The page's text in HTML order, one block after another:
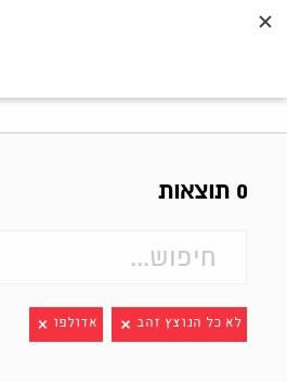
0 תוצאות
לא כל הנוצץ זהב אדולפו